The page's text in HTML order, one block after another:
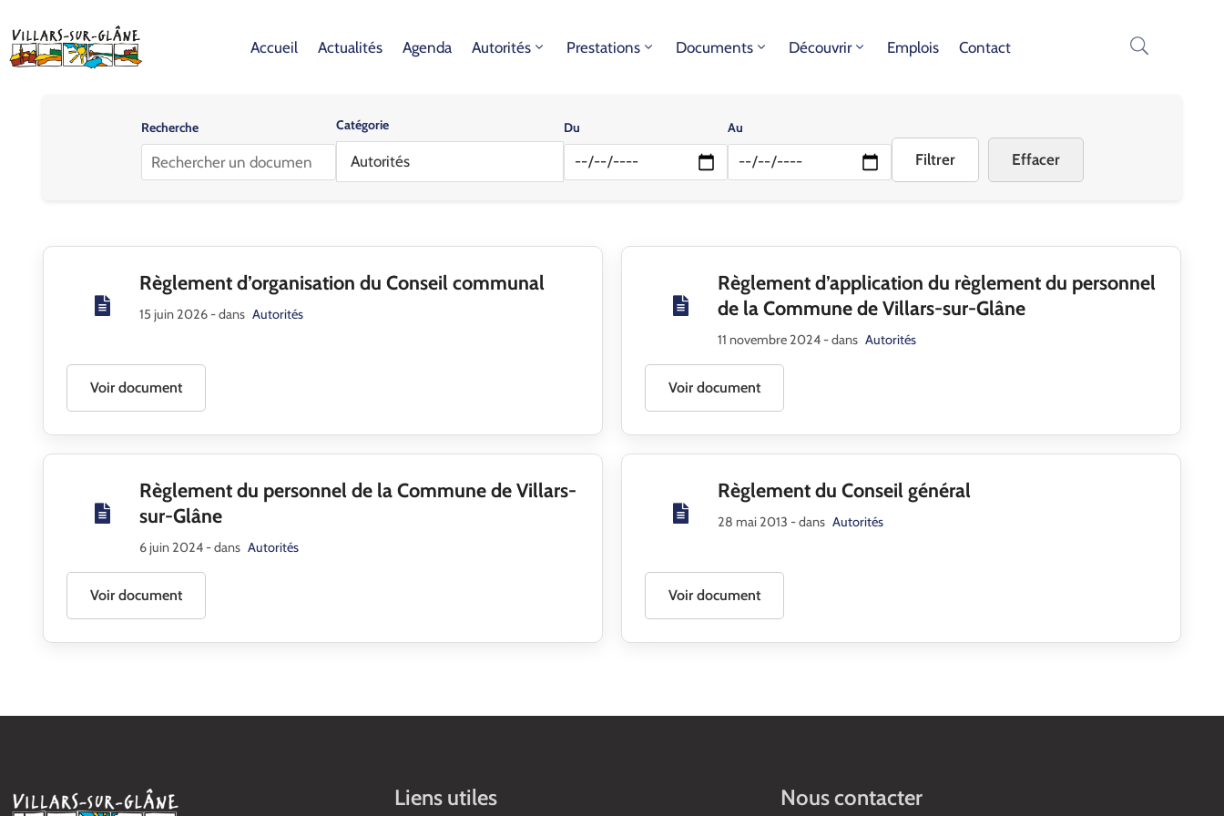
Accueil Actualités Agenda Autorités Prestations Documents Découvrir Emplois Contact
Recherche Catégorie
Autorités
Du Au
Filtrer Effacer
Règlement d’organisation du Conseil communal
15 juin 2026- dans Autorités
Voir document
Règlement d’application du règlement du personnel
de la Commune de Villars-sur-Glâne
11 novembre 2024- dans Autorités
Voir document
Règlement du personnel de la Commune de Villars-
sur-Glâne
6 juin 2024- dans Autorités
Voir document
Règlement du Conseil général
28 mai 2013 - dans Autorités
Voir document
Liens utiles Nous contacter